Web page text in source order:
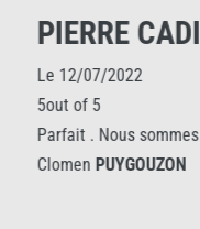
ravis de vos prestations